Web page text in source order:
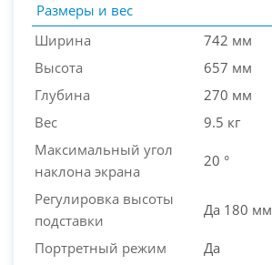
Размеры и вес
Ширина
742 мм
Высота
657 мм
Глубина
270 мм
Вес
9.5 кг
Максимальный угол
наклона экрана
20 °
Регулировка высоты
подставки
Да 180 мм
Портретный режим
Да